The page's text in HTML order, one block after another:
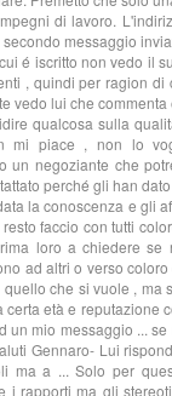
di lavoro.
messaggio
é iscritto non vedo il
, quindi per ragion
vedo lui che
qualcosa sulla
mi piace , non lo
un negoziante che
perché gli han
la conoscenza e gli
faccio con tutti
loro a chiedere
ad altri o verso
che si vuole ,
età e reputazione
mio messaggio ...
Gennaro- Lui
ma a ... Solo per
i rapporti ma gli